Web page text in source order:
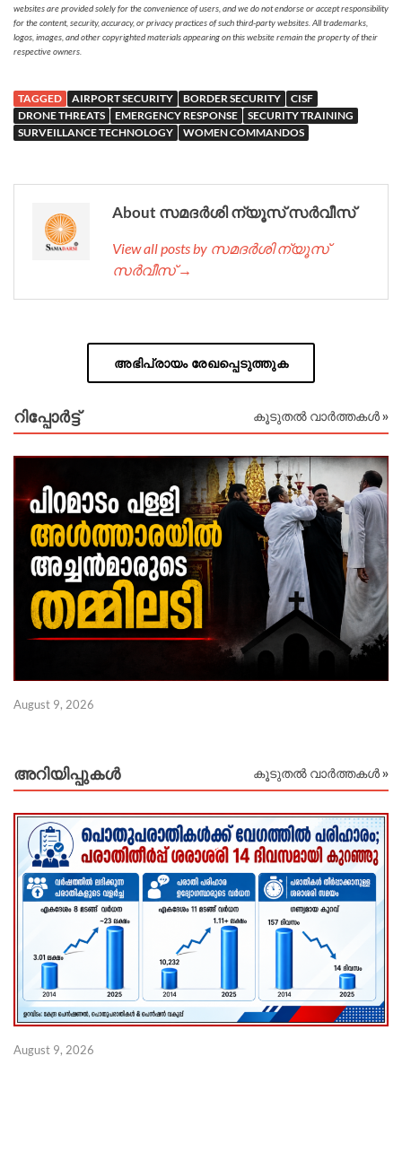
websites are provided solely for the convenience of users, and we do not endorse or accept responsibility
for the content, security, accuracy, or privacy practices of such third-party websites. All trademarks,
logos, images, and other copyrighted materials appearing on this website remain the property of their
respective owners.
TAGGED AIRPORT SECURITY BORDER SECURITY
CISF
DRONE THREATS
EMERGENCY RESPONSE
SECURITY TRAINING
SURVEILLANCE TECHNOLOGY
WOMEN COMMANDOS
About സമദർശി ന്യൂസ് സർവീസ്
View all posts by സമദർശി ന്യൂസ്
സർവീസ് →
അഭിപ്രായം രേഖപ്പെടുത്തുക
റിപ്പോര്‍ട്ട് കൂടുതൽ വാർത്തകൾ »
August 9, 2026
അറിയിപ്പുകള്‍ കൂടുതൽ വാർത്തകൾ »
August 9, 2026